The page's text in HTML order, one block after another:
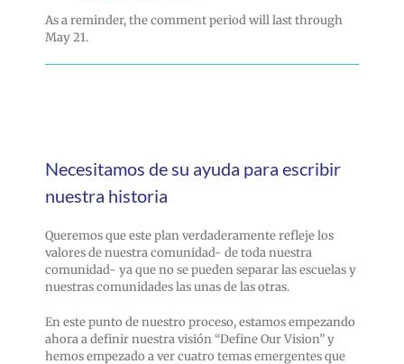
As a reminder, the comment period will last through
May 21.
Necesitamos de su ayuda para escribir
nuestra historia
Queremos que este plan verdaderamente refleje los
valores de nuestra comunidad- de toda nuestra
comunidad- ya que no se pueden separar las escuelas y
nuestras comunidades las unas de las otras.
En este punto de nuestro proceso, estamos empezando
ahora a definir nuestra visión “Define Our Vision” y
hemos empezado a ver cuatro temas emergentes que